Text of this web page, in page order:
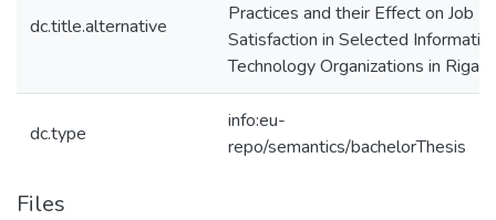
dc.title.alternative
Practices and their Effect on Job
Satisfaction in Selected
Technology Organizations in Riga
dc.type
info:eu-
repo/semantics/bachelorThesis
Files